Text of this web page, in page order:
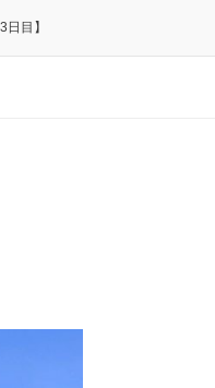
目】